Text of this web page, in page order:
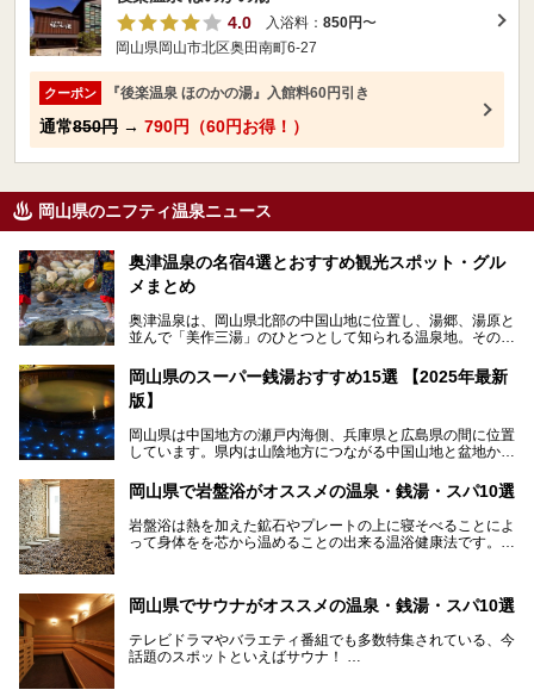
4.0
入浴料： 850円〜
岡山県岡山市北区奥田南町6-27
クーポン 『後楽温泉 ほのかの湯』入館料60円引き
通常850円 → 790円（60円お得！）
岡山県のニフティ温泉ニュース
奥津温泉の名宿4選とおすすめ観光スポット・グル
メまとめ
奥津温泉は、岡山県北部の中国山地に位置し、湯郷、湯原と
並んで「美作三湯」のひとつとして知られる温泉地。その泉
す。
この記事では、奥津温泉で宿泊におすすめの宿、観光スポッ
を存分に味わい、癒しの旅を楽しんでくださいね。
岡山県のスーパー銭湯おすすめ15選 【2025年最新
版】
岡山県は中国地方の瀬戸内海側、兵庫県と広島県の間に位置
しています。県内は山陰地方につながる中国山地と盆地から
海に多数の島々が浮かぶ瀬戸内海に面した南部に分けられま
す。年間を通じて降水量が少ない「晴れの国」で、モモやブ
ドウなど果物の栽培が盛んなうえ、その品質の高さは全国的
にも有名です。
ます。ここでは、岡山県で評判のスーパー銭湯をご紹介しま
しょう。
岡山県で岩盤浴がオススメの温泉・銭湯・スパ10選
岩盤浴は熱を加えた鉱石やプレートの上に寝そべることによ
って身体をを芯から温めることの出来る温浴健康法です。じ
ススメ温泉・銭湯・スパ10ヶ所を紹介させていただきま
岡山県でサウナがオススメの温泉・銭湯・スパ10選
テレビドラマやバラエティ番組でも多数特集されている、今
話題のスポットといえばサウナ！